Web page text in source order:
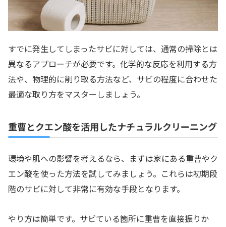
すでに発生してしまったサビに対しては、通常の掃除とは
異なるアプローチが必要です。化学的な反応を利用する方
法や、物理的に削り取る方法など、サビの程度に合わせた
最適な取り方をマスターしましょう。
重曹とクエン酸を活用したナチュラルクリーニング
環境や肌への影響を考えるなら、まずは家にある重曹やク
エン酸を使った方法を試してみましょう。これらは初期段
階のサビに対して非常に有効な手段となります。
やり方は簡単です。サビている箇所に重曹を直接振りか